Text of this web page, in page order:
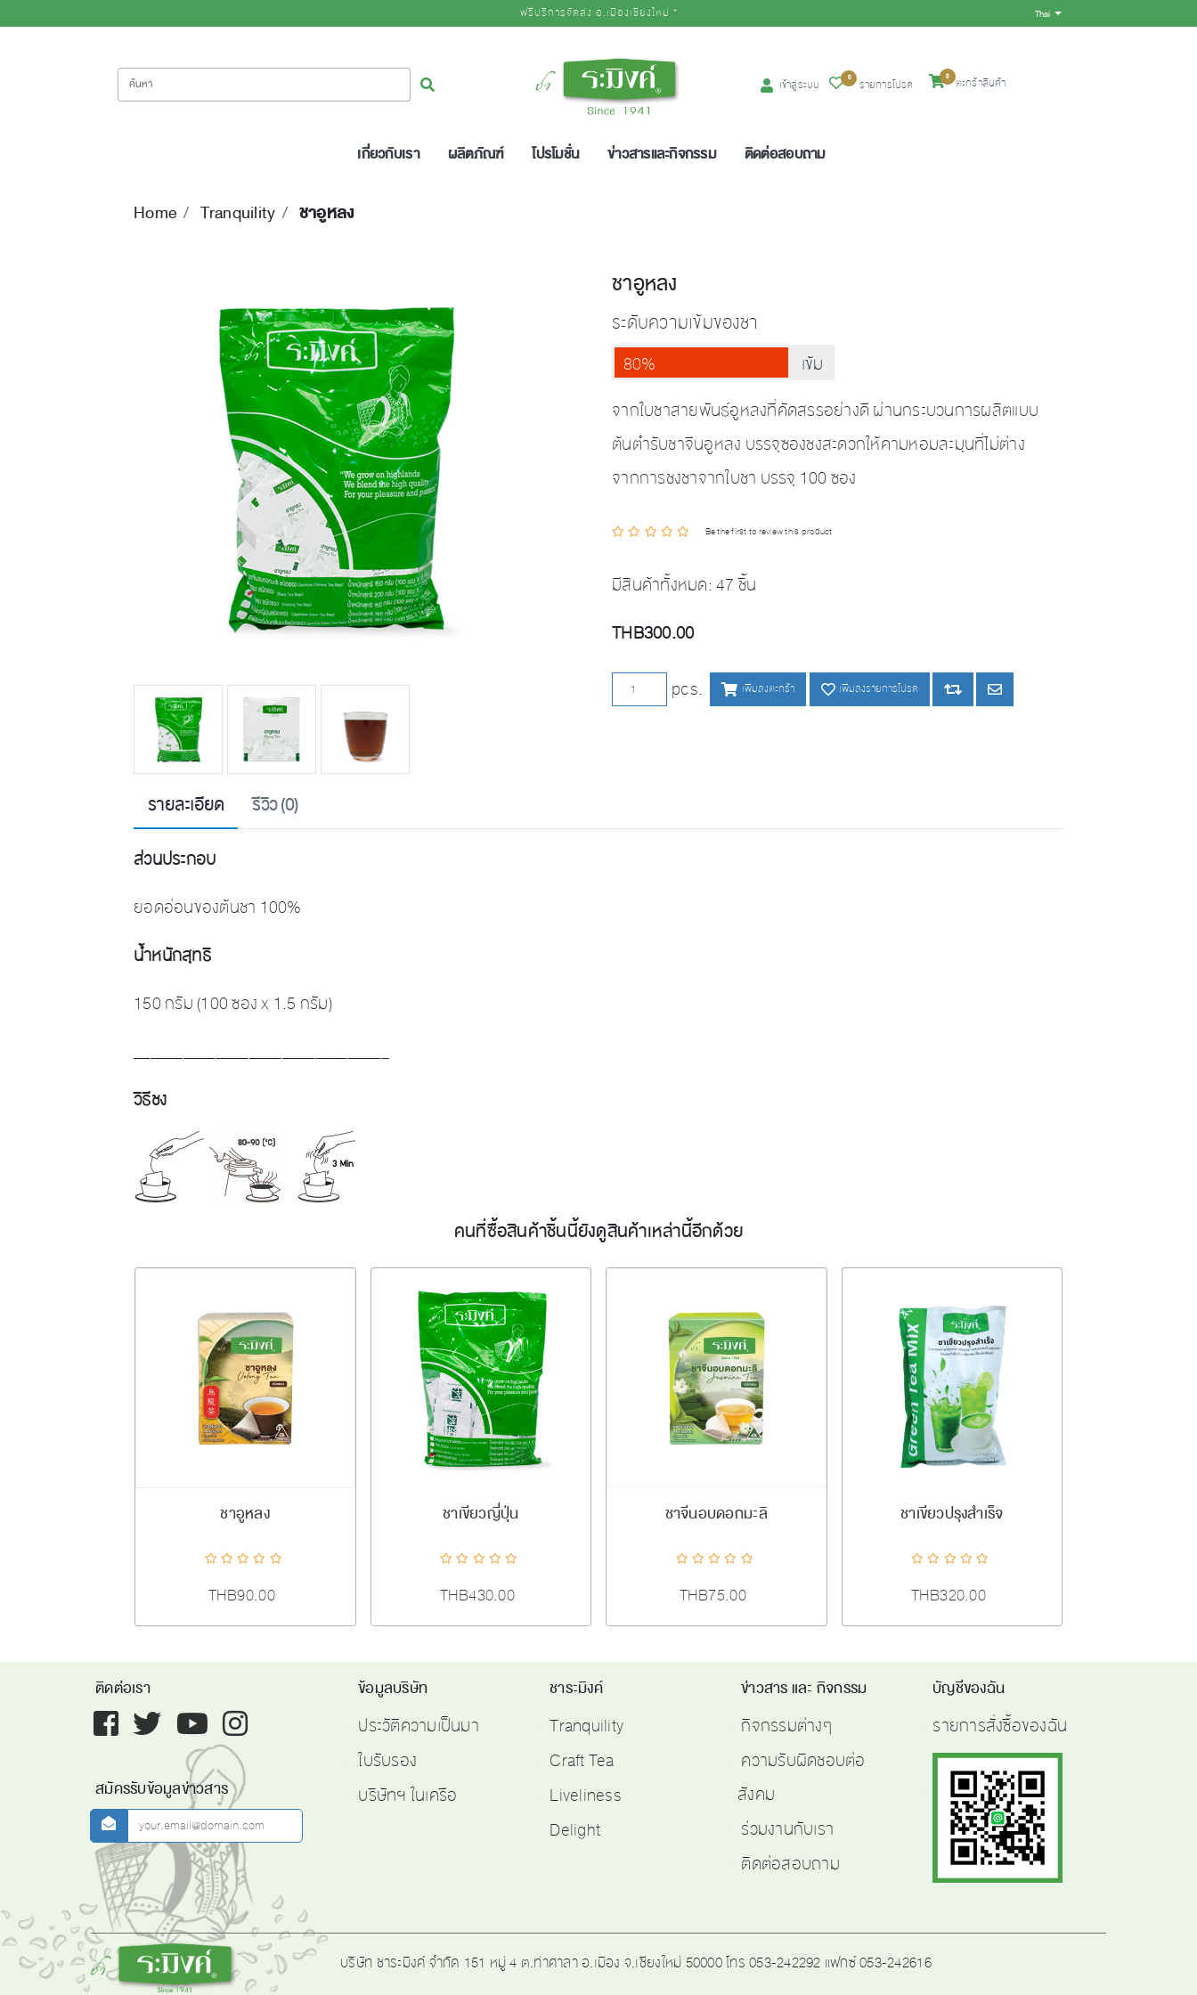
ฟรีบริการจัดส่ง อ.เมืองเชียงใหม่ * Thai
Toggle Dropdown
ค้นหา ค้นหา เข้าสู่ระบบ รายการโปรด
0 ตะกร้าสินค้า
0
เกี่ยวกับเรา ผลิตภัณฑ์ โปรโมชั่น ข่าวสารและกิจกรรม ติดต่อสอบถาม
Home Tranquility ชาอูหลง
ชาอูหลง
ระดับความเข้มของชา
80%
เข้ม
จากใบชาสายพันธ์อูหลงที่คัดสรรอย่างดี ผ่านกระบวนการผลิตแบบ
ต้นตำรับชาจีนอูหลง บรรจุซองชงสะดวกให้คามหอมละมุนที่ไม่ต่าง
จากการชงชาจากใบชา บรรจุ 100 ซอง
Be the first to review this product
มีสินค้าทั้งหมด:47 ชิ้น
THB300.00
เพิ่มลงตะกร้า
pcs. เพิ่มลงตะกร้า
เพิ่มลงรายการโปรด
เพิ่มลงรายการโปรด
Add to compare list
Email a friend
รายละเอียด รีวิว (0)
ส่วนประกอบ
ยอดอ่อนของต้นชา 100%
น้ำหนักสุทธิ
150 กรัม (100 ซอง x 1.5 กรัม)
_______________________________
วิธีชง
คนที่ซื้อสินค้าชิ้นนี้ยังดูสินค้าเหล่านี้อีกด้วย
ADDTOCART Quick View
ชาอูหลง
THB90.00
ADDTOCART Quick View
ชาเขียวญี่ปุ่น
THB430.00
ADDTOCART Quick View
ชาจีนอบดอกมะลิ
THB75.00
ADDTOCART Quick View
ชาเขียวปรุงสำเร็จ
THB320.00
ติดต่อเรา
Facebook twitter youtube instagram
สมัครรับข้อมูลข่าวสาร
newsletter
ข้อมูลบริษัท
ประวัติความเป็นมา
ใบรับรอง
บริษัทฯ ในเครือ
ชาระมิงค์
Tranquility
Craft Tea
Liveliness
Delight
ข่าวสาร และ กิจกรรม
กิจกรรมต่างๆ
ความรับผิดชอบต่อ
สังคม
ร่วมงานกับเรา
ติดต่อสอบถาม
บัญชีของฉัน
รายการสั่งซื้อของฉัน
Logo บริษัท ชาระมิงค์ จำกัด 151 หมู่ 4 ต.ท่าศาลา อ.เมือง จ.เชียงใหม่ 50000 โทร 053-242292 แฟกซ์ 053-242616